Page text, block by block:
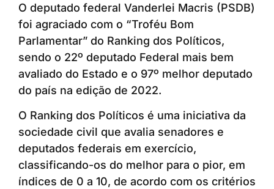
O deputado federal Vanderlei Macris (PSDB)
foi agraciado com o “Troféu Bom
Parlamentar” do Ranking dos Políticos,
sendo o 22º deputado Federal mais bem
avaliado do Estado e o 97º melhor deputado
do país na edição de 2022.
O Ranking dos Políticos é uma iniciativa da
sociedade civil que avalia senadores e
deputados federais em exercício,
classificando-os do melhor para o pior, em
índices de 0 a 10, de acordo com os critérios